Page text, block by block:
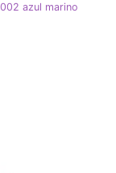
azul marino